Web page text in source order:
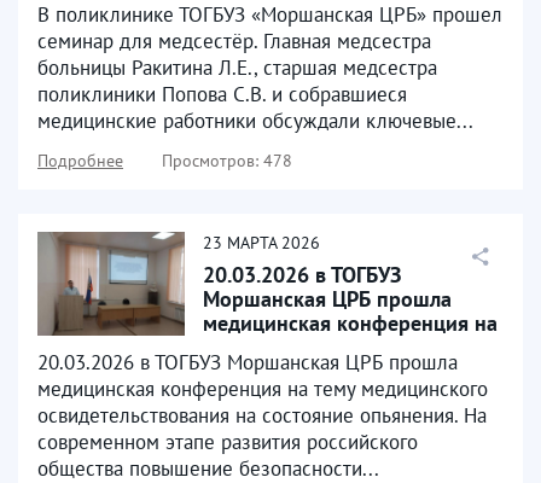
В поликлинике ТОГБУЗ «Моршанская ЦРБ» прошел
семинар для медсестёр. Главная медсестра
больницы Ракитина Л.Е., старшая медсестра
поликлиники Попова С.В. и собравшиеся
медицинские работники обсуждали ключевые...
Подробнее Просмотров: 478
23 МАРТА 2026
20.03.2026 в ТОГБУЗ
Моршанская ЦРБ прошла
медицинская конференция на
освидетельствования...
20.03.2026 в ТОГБУЗ Моршанская ЦРБ прошла
медицинская конференция на тему медицинского
освидетельствования на состояние опьянения. На
современном этапе развития российского
общества повышение безопасности...